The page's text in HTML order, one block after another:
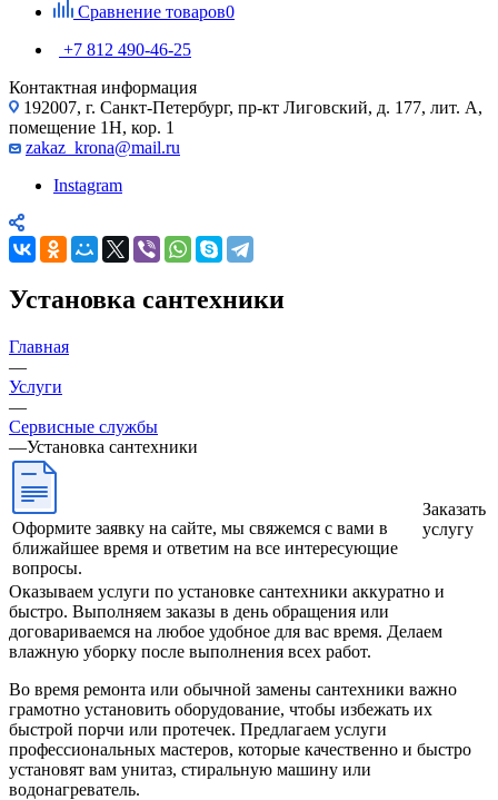
Сравнение товаров0
+7 812 490-46-25
Контактная информация
192007, г. Санкт-Петербург, пр-кт Лиговский, д. 177, лит. А,
помещение 1Н, кор. 1
zakaz_krona@mail.ru
Instagram
Установка сантехники
Главная
—
Услуги
—
Сервисные службы
—Установка сантехники
Оформите заявку на сайте, мы свяжемся с вами в
ближайшее время и ответим на все интересующие
вопросы.
Заказать
услугу
Оказываем услуги по установке сантехники аккуратно и
быстро. Выполняем заказы в день обращения или
договариваемся на любое удобное для вас время. Делаем
влажную уборку после выполнения всех работ.
Во время ремонта или обычной замены сантехники важно
грамотно установить оборудование, чтобы избежать их
быстрой порчи или протечек. Предлагаем услуги
профессиональных мастеров, которые качественно и быстро
установят вам унитаз, стиральную машину или
водонагреватель.